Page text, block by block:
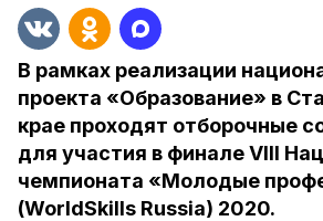
В рамках реализации
проекта «Образование» в
крае проходят отборочные
для участия в финале VIII
чемпионата «Молодые
(WorldSkills Russia) 2020.